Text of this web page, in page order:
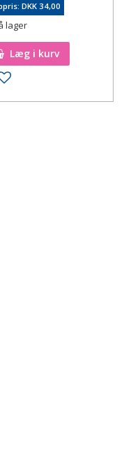
DKK 34,00
lager
Læg i kurv
Tilføj til ønskeseddel